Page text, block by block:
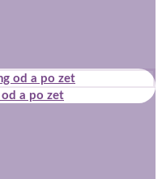
od a po zet
a po zet